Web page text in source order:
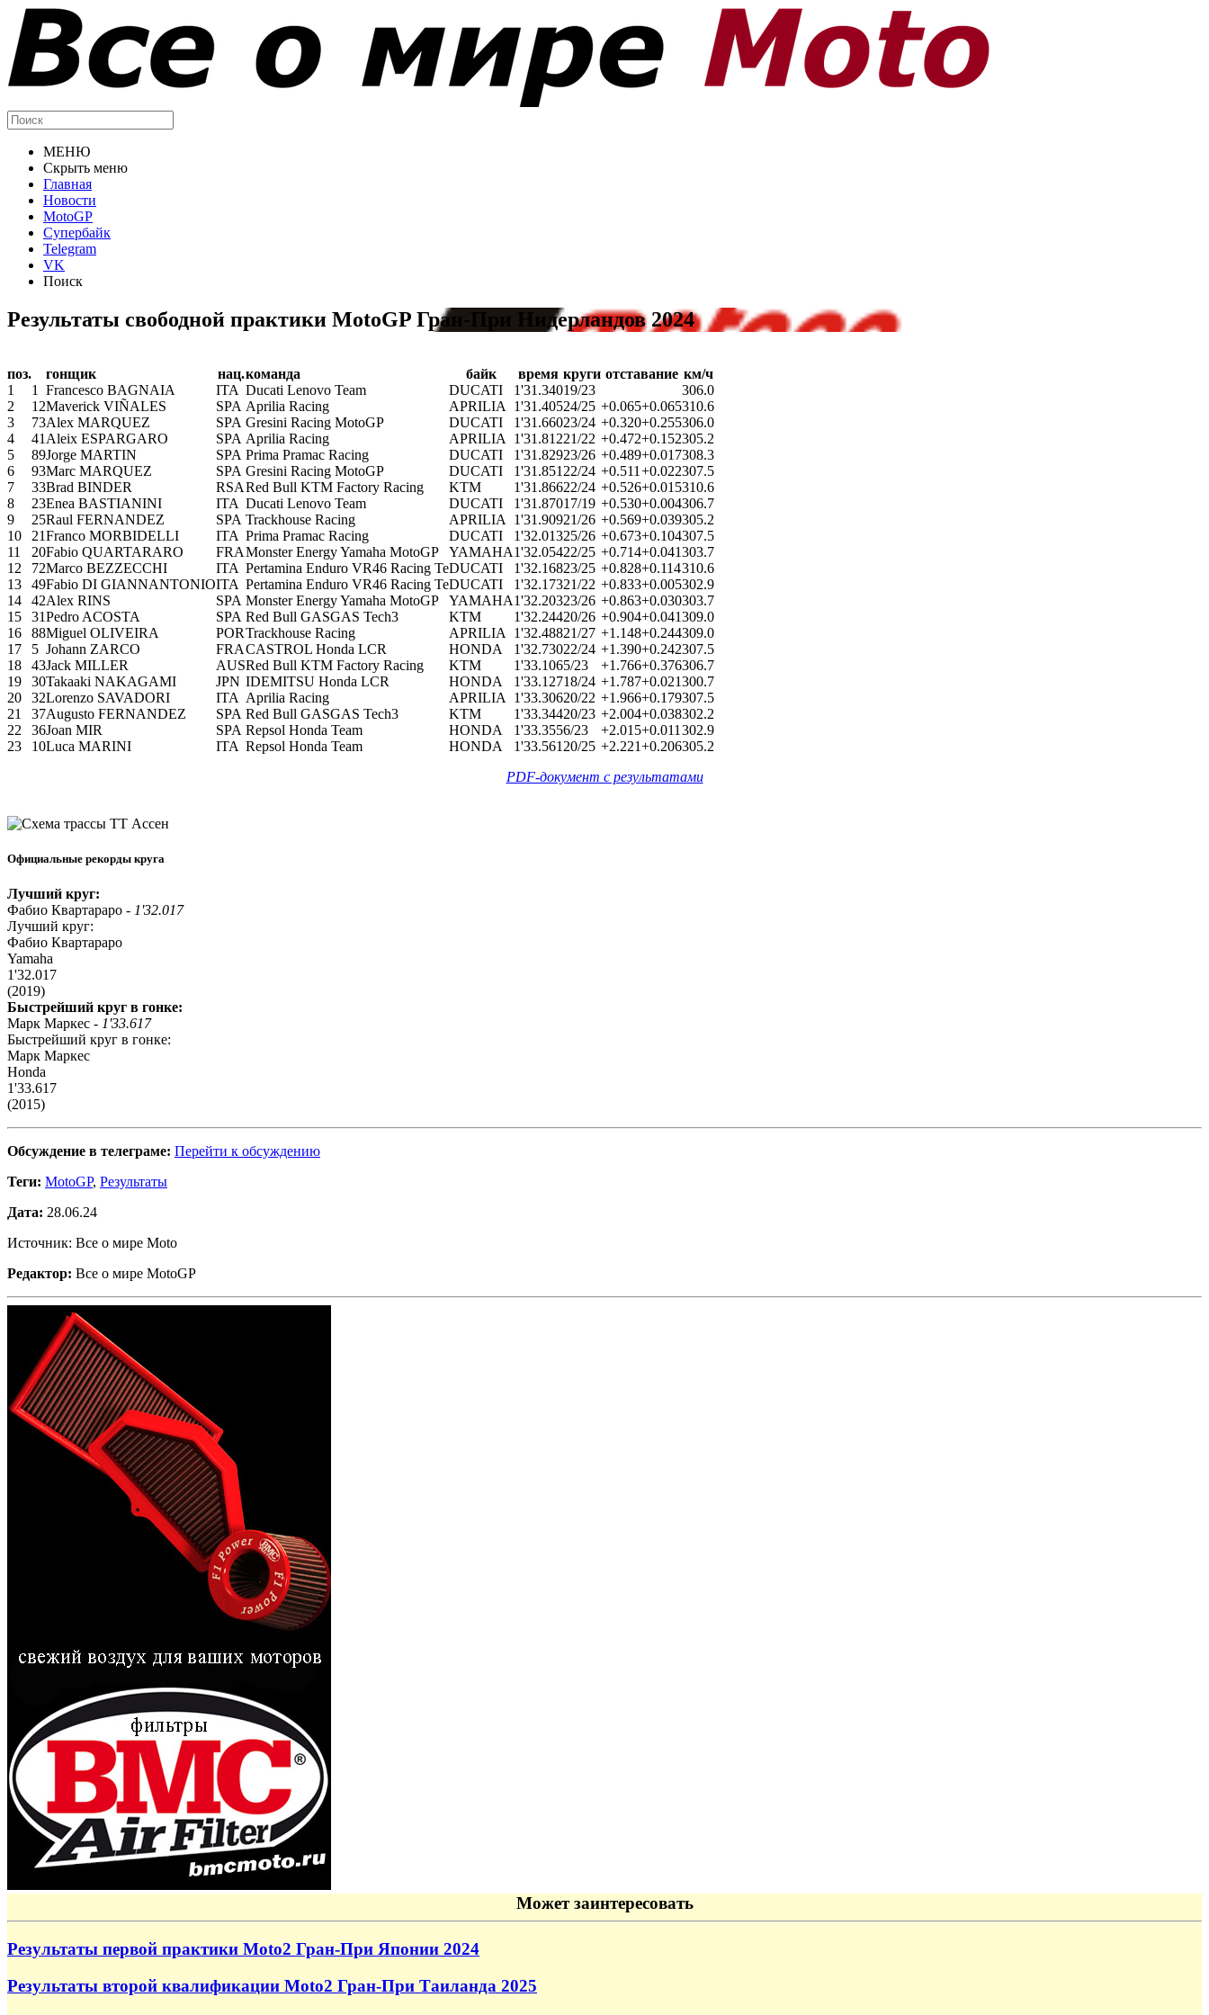
МЕНЮ
Скрыть меню
Главная
Новости
MotoGP
Супербайк
Telegram
VK
Поиск
Результаты свободной практики MotoGP Гран-При Нидерландов 2024
поз. гонщик нац.команда байк время круги отставание км/ч
1
1 Francesco BAGNAIA ITA Ducati Lenovo Team DUCATI 1'31.34019/23
306.0
2
12Maverick VIÑALES SPA Aprilia Racing APRILIA 1'31.40524/25 +0.065+0.065310.6
3
73Alex MARQUEZ SPA Gresini Racing MotoGP DUCATI 1'31.66023/24 +0.320+0.255306.0
4
41 Aleix ESPARGARO SPA Aprilia Racing APRILIA 1'31.81221/22 +0.472+0.152305.2
5
89Jorge MARTIN SPA Prima Pramac Racing DUCATI 1'31.82923/26 +0.489+0.017308.3
6
93Marc MARQUEZ SPA Gresini Racing MotoGP DUCATI 1'31.851 22/24 +0.511 +0.022307.5
7
33Brad BINDER RSARed Bull KTM Factory Racing KTM 1'31.86622/24 +0.526+0.015310.6
8
23Enea BASTIANINI ITA Ducati Lenovo Team DUCATI 1'31.87017/19 +0.530+0.004306.7
9
25Raul FERNANDEZ SPA Trackhouse Racing APRILIA 1'31.90921/26 +0.569+0.039305.2
10
21Franco MORBIDELLI ITA Prima Pramac Racing DUCATI 1'32.01325/26 +0.673+0.104307.5
11
20Fabio QUARTARARO FRAMonster Energy Yamaha MotoGP YAMAHA1'32.05422/25 +0.714+0.041303.7
12
72Marco BEZZECCHI ITA Pertamina Enduro VR46 Racing TeDUCATI 1'32.16823/25 +0.828+0.114310.6
13
49Fabio DI GIANNANTONIOITA Pertamina Enduro VR46 Racing TeDUCATI 1'32.17321/22 +0.833+0.005302.9
14
42Alex RINS SPA Monster Energy Yamaha MotoGP YAMAHA1'32.20323/26 +0.863+0.030303.7
15
31Pedro ACOSTA SPA Red Bull GASGAS Tech3 KTM 1'32.24420/26 +0.904+0.041309.0
16
88Miguel OLIVEIRA PORTrackhouse Racing APRILIA 1'32.48821/27 +1.148+0.244309.0
17
5 Johann ZARCO FRACASTROL Honda LCR HONDA 1'32.73022/24 +1.390+0.242307.5
18
43Jack MILLER AUSRed Bull KTM Factory Racing KTM 1'33.1065/23 +1.766+0.376306.7
19
30Takaaki NAKAGAMI JPN IDEMITSU Honda LCR HONDA 1'33.12718/24 +1.787+0.021300.7
20
32Lorenzo SAVADORI ITA Aprilia Racing APRILIA 1'33.30620/22 +1.966+0.179307.5
21
37Augusto FERNANDEZ SPA Red Bull GASGAS Tech3 KTM 1'33.34420/23 +2.004+0.038302.2
22
36Joan MIR SPA Repsol Honda Team HONDA 1'33.3556/23 +2.015+0.011 302.9
23
10Luca MARINI ITA Repsol Honda Team HONDA 1'33.561 20/25 +2.221+0.206305.2
PDF-документ с результатами
Официальные рекорды круга
Лучший круг:
Фабио Квартараро - 1'32.017
Лучший круг:
Фабио Квартараро
Yamaha
1'32.017
(2019)
Быстрейший круг в гонке:
Марк Маркес - 1'33.617
Быстрейший круг в гонке:
Марк Маркес
Honda
1'33.617
(2015)
Обсуждение в телеграме: Перейти к обсуждению
Теги: MotoGP, Результаты
Дата: 28.06.24
Источник: Все о мире Moto
Редактор: Все о мире MotoGP
Может заинтересовать
Результаты первой практики Moto2 Гран-При Японии 2024
Результаты второй квалификации Moto2 Гран-При Таиланда 2025